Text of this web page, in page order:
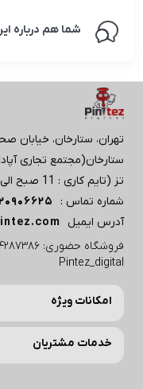
شما هم درباره
تز (تایم کاری : 11 صبح الی 20 شب)
شماره تماس :
آدرس ایمیل
Pintez_digital
امکانات ویژه
خدمات مشتریان